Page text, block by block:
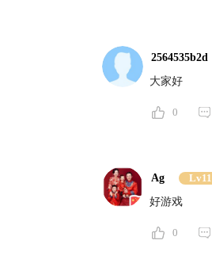
2564535b2d
大家好
0
Ag Lv11
好游戏
0